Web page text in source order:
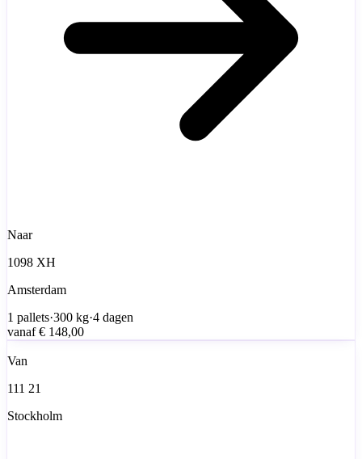
Naar
1098 XH
Amsterdam
1 pallets·300 kg·4 dagen
vanaf€ 148,00
Van
111 21
Stockholm